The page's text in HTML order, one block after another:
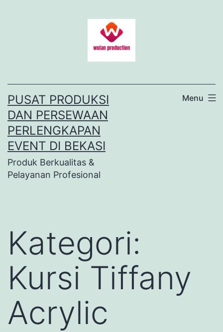
PUSAT PRODUKSI
DAN PERSEWAAN
PERLENGKAPAN
EVENT DI BEKASI
Produk Berkualitas &
Pelayanan Profesional
Menu
Kategori:
Kursi Tiffany
Acrylic